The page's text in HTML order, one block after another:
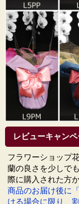
レビューキャン
フラワーショップ
蘭の良さを少しで
際に購入された方
商品のお届け後に
ける場合に限り、